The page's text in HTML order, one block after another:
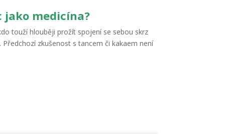
jako medicína?
touží hlouběji prožít spojení se sebou skrz
zkušenost s tancem či kakaem není